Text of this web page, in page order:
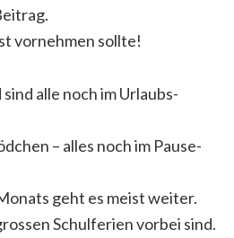
vornehmen sollte!
alle noch im Urlaubs-
– alles noch im Pause-
geht es meist weiter.
Schulferien vorbei sind.